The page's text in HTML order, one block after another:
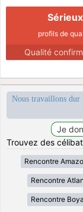
Sérieux
profils de
Qualité
Nous travaillons
Trouvez des
Rencontre
Rencontre
Rencontre